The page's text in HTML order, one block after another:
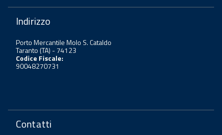
Indirizzo
Porto Mercantile Molo S. Cataldo
Taranto (TA) - 74123
Codice Fiscale:
90048270731
Contatti